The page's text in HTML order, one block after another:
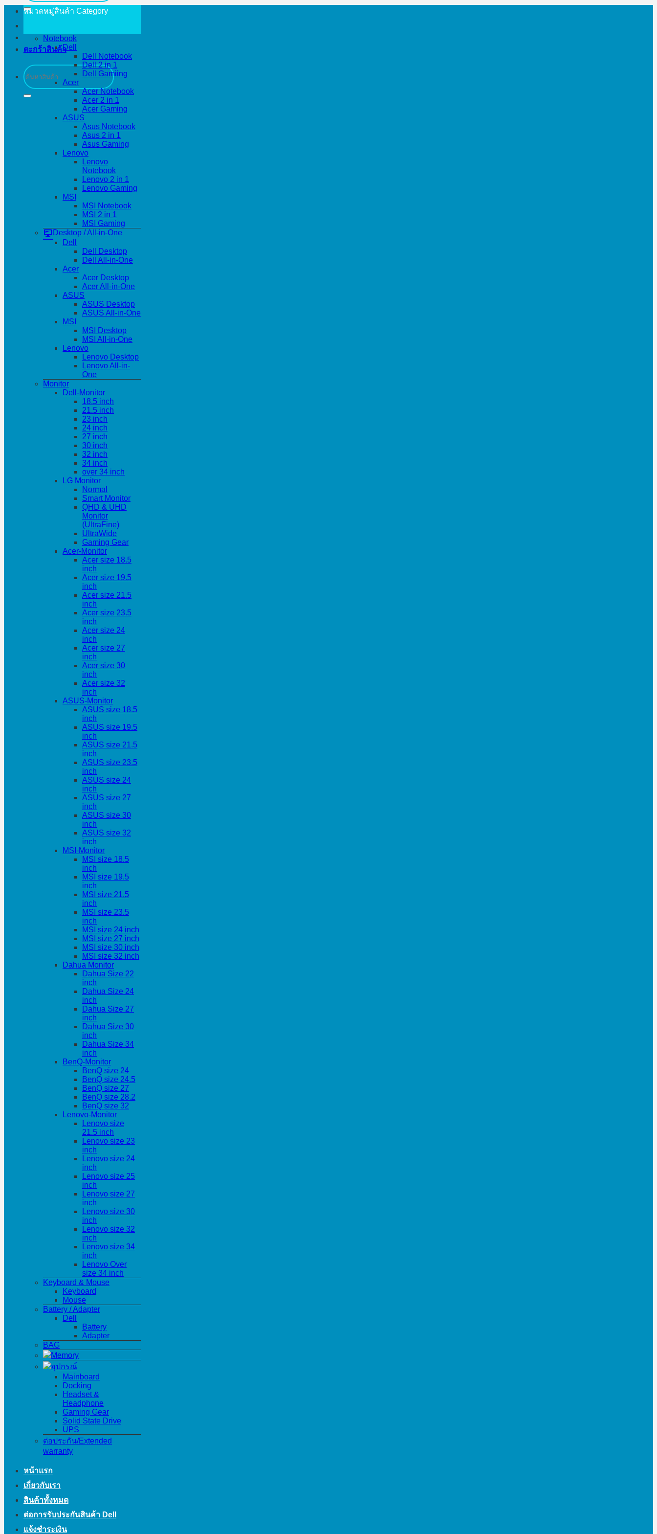
ตะกร้าสินค้า
ค้นหา:
หมวดหมู่สินค้า Category
Notebook
Dell
Dell Notebook
Dell 2 in 1
Dell Gamiing
Acer
Acer Notebook
Acer 2 in 1
Acer Gaming
ASUS
Asus Notebook
Asus 2 in 1
Asus Gaming
Lenovo
Lenovo
Notebook
Lenovo 2 in 1
Lenovo Gaming
MSI
MSI Notebook
MSI 2 in 1
MSI Gaming
Desktop / All-in-One
Dell
Dell Desktop
Dell All-in-One
Acer
Acer Desktop
Acer All-in-One
ASUS
ASUS Desktop
ASUS All-in-One
MSI
MSI Desktop
MSI All-in-One
Lenovo
Lenovo Desktop
Lenovo All-in-
One
Monitor
Dell-Monitor
18.5 inch
21.5 inch
23 inch
24 inch
27 inch
30 inch
32 inch
34 inch
over 34 inch
LG Monitor
Normal
Smart Monitor
QHD & UHD
Monitor
(UltraFine)
UltraWide
Gaming Gear
Acer-Monitor
Acer size 18.5
inch
Acer size 19.5
inch
Acer size 21.5
inch
Acer size 23.5
inch
Acer size 24
inch
Acer size 27
inch
Acer size 30
inch
Acer size 32
inch
ASUS-Monitor
ASUS size 18.5
inch
ASUS size 19.5
inch
ASUS size 21.5
inch
ASUS size 23.5
inch
ASUS size 24
inch
ASUS size 27
inch
ASUS size 30
inch
ASUS size 32
inch
MSI-Monitor
MSI size 18.5
inch
MSI size 19.5
inch
MSI size 21.5
inch
MSI size 23.5
inch
MSI size 24 inch
MSI size 27 inch
MSI size 30 inch
MSI size 32 inch
Dahua Monitor
Dahua Size 22
inch
Dahua Size 24
inch
Dahua Size 27
inch
Dahua Size 30
inch
Dahua Size 34
inch
BenQ-Monitor
BenQ size 24
BenQ size 24.5
BenQ size 27
BenQ size 28.2
BenQ size 32
Lenovo-Monitor
Lenovo size
21.5 inch
Lenovo size 23
inch
Lenovo size 24
inch
Lenovo size 25
inch
Lenovo size 27
inch
Lenovo size 30
inch
Lenovo size 32
inch
Lenovo size 34
inch
Lenovo Over
size 34 inch
Keyboard & Mouse
Keyboard
Mouse
Battery / Adapter
Dell
Battery
Adapter
BAG
Memory
อุปกรณ์
Mainboard
Docking
Headset &
Headphone
Gaming Gear
Solid State Drive
UPS
ต่อประกัน/Extended
warranty
หน้าแรก
เกี่ยวกับเรา
สินค้าทั้งหมด
ต่อการรับประกันสินค้า Dell
แจ้งชำระเงิน